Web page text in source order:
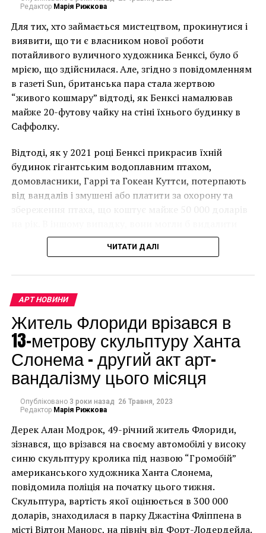
коррекции формы ногтей, а также снятия
самого дизайна;
средство для снятия гель-лака. Будет хорошо,
если на нем будет пометка
«профессиональное». Вы будете удивлены
результатом и эффектом. Способ применения
обычно указывается на упаковке с
детальными инструкциями, но в
большинстве случаев идеально для снятия
остатки гель-лака на ногтях снимаются
именно деревянными палочками;
ватные диски по форме ногтя. Таких вот
Покупать материалы и необходимые инструменты
описанием, детальными характеристиками. На
сайте можно узнать, какой гель-лак подойдет
именно вам и масса другой полезной информации.
Снятие гель-лака с помощью
жидкости
Вся процедура состоит из трех этапов:
Пилочкой до 180 грит снимается верхний
слой. Хороший результат – это матовое
бледное цветное покрытие;
Специальной жидкостью с ацетоном
пропитываются ватные диски, после чего
размещаются на ногте и заворачиваются в
фольгу. В таком состоянии нужно посидеть
Редактор Марія Рижкова
Для тих, хто займається мистецтвом, прокинутися і
виявити, що ти є власником нової роботи
потайливого вуличного художника Бенксі, було б
мрією, що здійснилася. Але, згідно з повідомленням
в газеті Sun, британська пара стала жертвою
“живого кошмару” відтоді, як Бенксі намалював
майже 20-футову чайку на стіні їхнього будинку в
Саффолку.
Відтоді, як у 2021 році Бенксі прикрасив їхній
будинок гігантським водоплавним птахом,
домовласники, Гаррі та Гокеан Куттси, потерпають
від вандалів і змушені або платити за охорону та
збереження птаха, що коштує майже 50 000 доларів
мурал, що може коштувати до чверті мільйона
доларів.
Чоловік позує під макетом чайки, яка ось-ось
накинеться на упаковку чіпсів – сюжет графіті, що
має ознаки вуличного художника Бенксі, на стіні в
Лоустофті на східному узбережжі Англії 8 серпня 2021
року. (Фото Джастіна Талліса / AFP)
В інтерв’ю “Таймс” пан Куттс сказав:
ЧИТАТИ ДАЛІ
АРТ НОВИНИ
Житель Флориди врізався в
13-метрову скульптуру Ханта
Слонема – другий акт арт-
вандалізму цього місяця
Опубліковано 3 роки назад 26 Травня, 2023
Редактор Марія Рижкова
Дерек Алан Модрок, 49-річний житель Флориди,
зізнався, що врізався на своєму автомобілі у високу
синю скульптуру кролика під назвою “Громобій”
американського художника Ханта Слонема,
повідомила поліція на початку цього тижня.
Скульптура, вартість якої оцінюється в 300 000
доларів, знаходилася в парку Джастіна Фліппена в
місті Вілтон Манорс, на північ від Форт-Лодердейла.